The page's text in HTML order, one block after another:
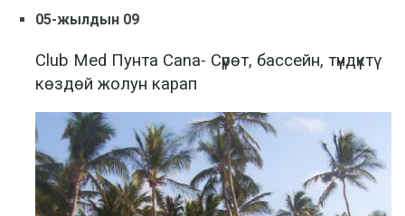
05-жылдын 09
Club Med Пунта Cana- Сүрөт, бассейн, түндүктү
көздөй жолун карап